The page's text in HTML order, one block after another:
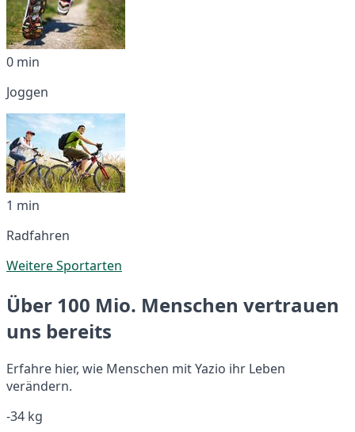
0 min
Joggen
1 min
Radfahren
Weitere Sportarten
Über 100 Mio. Menschen vertrauen
uns bereits
Erfahre hier, wie Menschen mit Yazio ihr Leben
verändern.
-34 kg